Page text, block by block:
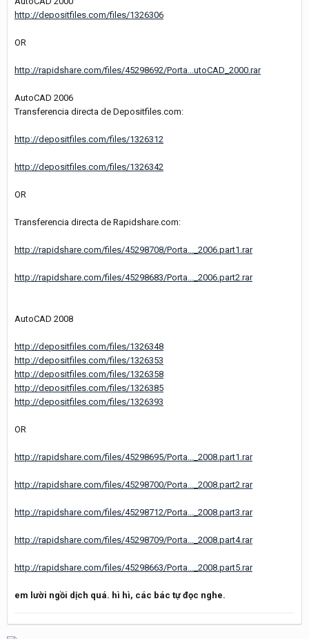
http://depositfiles.com/files/1326306
OR
http://rapidshare.com/files/45298692/Porta...utoCAD_2000.rar
AutoCAD 2006
Transferencia directa de Depositfiles.com:
http://depositfiles.com/files/1326312
http://depositfiles.com/files/1326342
OR
Transferencia directa de Rapidshare.com:
http://rapidshare.com/files/45298708/Porta..._2006.part1.rar
http://rapidshare.com/files/45298683/Porta..._2006.part2.rar
AutoCAD 2008
http://depositfiles.com/files/1326348
http://depositfiles.com/files/1326353
http://depositfiles.com/files/1326358
http://depositfiles.com/files/1326385
http://depositfiles.com/files/1326393
OR
http://rapidshare.com/files/45298695/Porta..._2008.part1.rar
http://rapidshare.com/files/45298700/Porta..._2008.part2.rar
http://rapidshare.com/files/45298712/Porta..._2008.part3.rar
http://rapidshare.com/files/45298709/Porta..._2008.part4.rar
http://rapidshare.com/files/45298663/Porta..._2008.part5.rar
em lười ngồi dịch quá. hì hì, các bác tự đọc nghe.